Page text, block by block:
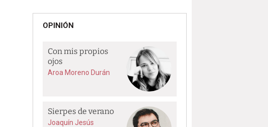
OPINIÓN
Con mis propios
ojos
Aroa Moreno Durán
Sierpes de verano
Joaquín Jesús